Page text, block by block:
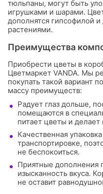
тюльпаны, могут быть
игрушками и шарами.
дополнятся гипсофилой
растениями.
Преимущества
Приобрести цветы в
Цветмаркет VANDA. Мы
покупать такой вариант
массу преимуществ:
Радует глаз дольше,
помещаются в
питает цветы и
Качественная
транспортировке,
не беспокоиться.
Приятные дополнения
изысканность вкуса.
не оставит